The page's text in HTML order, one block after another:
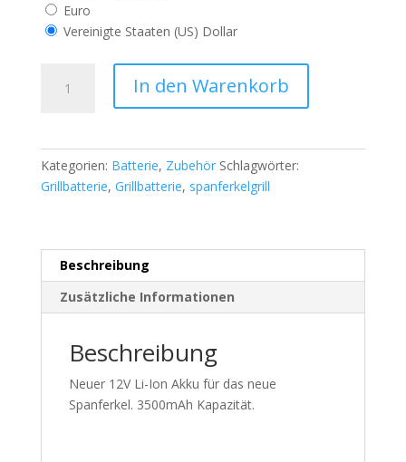
Euro
Vereinigte Staaten (US) Dollar
In den Warenkorb
Kategorien: Batterie, Zubehör Schlagwörter:
Grillbatterie, Grillbatterie, spanferkelgrill
Beschreibung
Zusätzliche Informationen
Beschreibung
Neuer 12V Li-Ion Akku für das neue
Spanferkel. 3500mAh Kapazität.